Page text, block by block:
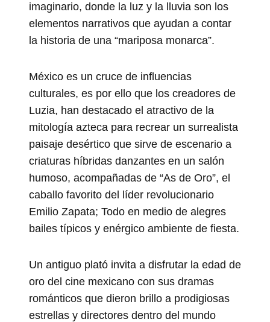
imaginario, donde la luz y la lluvia son los
elementos narrativos que ayudan a contar
la historia de una “mariposa monarca”.
México es un cruce de influencias
culturales, es por ello que los creadores de
Luzia, han destacado el atractivo de la
mitología azteca para recrear un surrealista
paisaje desértico que sirve de escenario a
criaturas híbridas danzantes en un salón
humoso, acompañadas de “As de Oro”, el
caballo favorito del líder revolucionario
Emilio Zapata; Todo en medio de alegres
bailes típicos y enérgico ambiente de fiesta.
Un antiguo plató invita a disfrutar la edad de
oro del cine mexicano con sus dramas
románticos que dieron brillo a prodigiosas
estrellas y directores dentro del mundo